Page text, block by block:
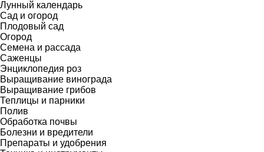
Лунный календарь
Сад и огород
Плодовый сад
Огород
Семена и рассада
Саженцы
Энциклопедия роз
Выращивание винограда
Выращивание грибов
Теплицы и парники
Полив
Обработка почвы
Болезни и вредители
Препараты и удобрения